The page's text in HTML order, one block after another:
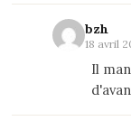
bzh
18 avril
Il